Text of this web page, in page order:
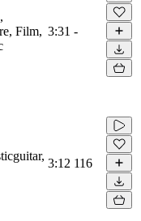
Film, 3:31 -
3:12 116